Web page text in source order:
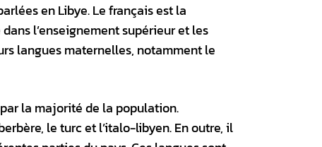
en Libye. Le français est la
l’enseignement supérieur et les
langues maternelles, notamment le
la majorité de la population.
le turc et l’italo-libyen. En outre, il